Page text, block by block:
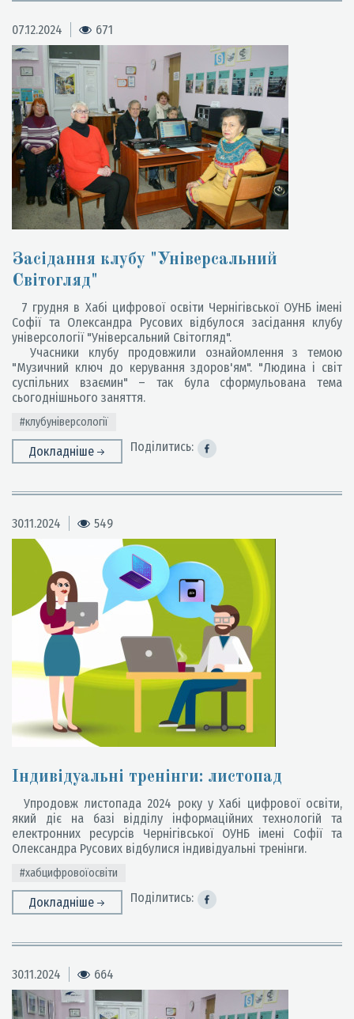
07.12.2024 671
Засідання клубу "Універсальний
Світогляд"
7 грудня в Хабі цифрової освіти Чернігівської ОУНБ імені
Софії та Олександра Русових відбулося засідання клубу
універсології "Універсальний Світогляд".
Учасники клубу продовжили ознайомлення з темою
"Музичний ключ до керування здоров'ям". "Людина і світ
суспільних взаємин" – так була сформульована тема
сьогоднішнього заняття.
#клубуніверсології
Докладніше Поділитись:
30.11.2024 549
Індивідуальні тренінги: листопад
Упродовж листопада 2024 року у Хабі цифрової освіти,
який діє на базі відділу інформаційних технологій та
електронних ресурсів Чернігівської ОУНБ імені Софії та
Олександра Русових відбулися індивідуальні тренінги.
#хабцифровоїосвіти
Докладніше Поділитись:
30.11.2024 664